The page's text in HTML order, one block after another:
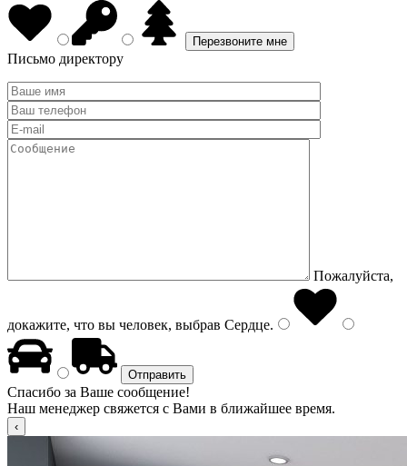
Письмо директору
Пожалуйста,
докажите, что вы человек, выбрав Сердце.
Спасибо за Ваше сообщение!
Наш менеджер свяжется с Вами в ближайшее время.